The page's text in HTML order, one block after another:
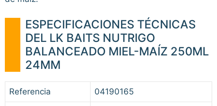
ESPECIFICACIONES TÉCNICAS
DEL LK BAITS NUTRIGO
BALANCEADO MIEL-MAÍZ 250ML
24MM
Referencia 04190165